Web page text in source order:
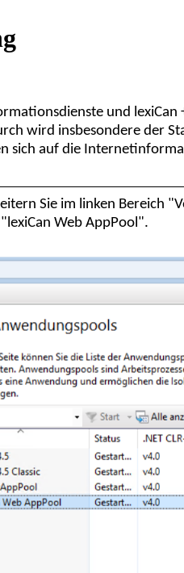
und lexiCan
wird insbesondere der
sich auf die
Sie im linken Bereich
Web AppPool".